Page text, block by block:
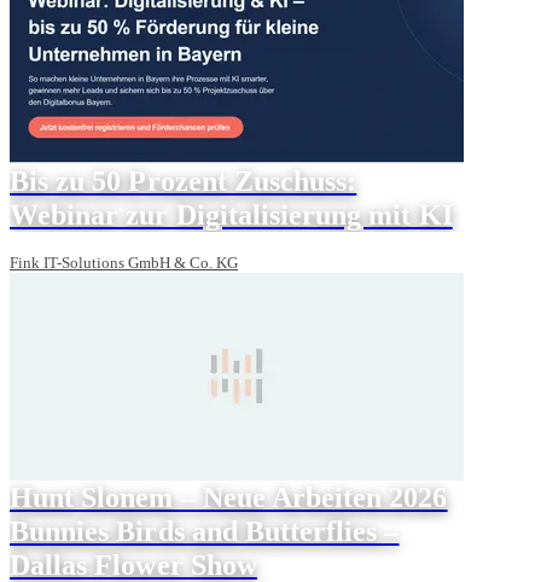
Bis zu 50 Prozent Zuschuss:
Webinar zur Digitalisierung mit KI
Fink IT-Solutions GmbH & Co. KG
Hunt Slonem – Neue Arbeiten 2026
Bunnies Birds and Butterflies –
Dallas Flower Show